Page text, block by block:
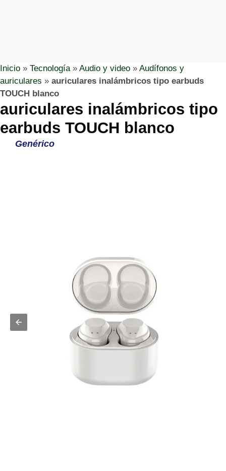
Inicio » Tecnología» Audio y video » Audífonos y
auriculares » auriculares inalámbricos tipo earbuds
TOUCH blanco
auriculares inalámbricos tipo
earbuds TOUCH blanco
Genérico